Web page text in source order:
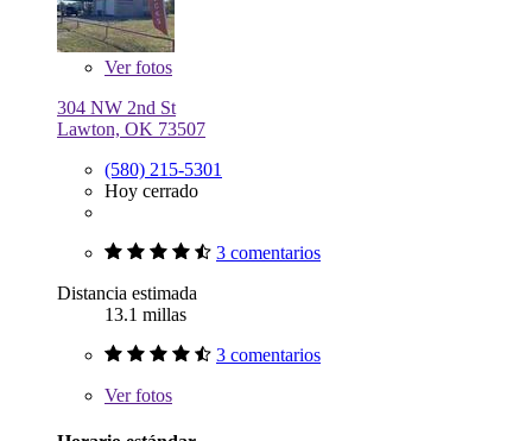
Verfotos
304 NW 2nd St
Lawton, OK 73507
(580) 215-5301
Hoy cerrado
3 comentarios
Distancia estimada
13.1 millas
3 comentarios
Verfotos